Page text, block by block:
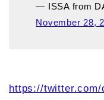
— ISSA from
November 28,
https://twitter.com/